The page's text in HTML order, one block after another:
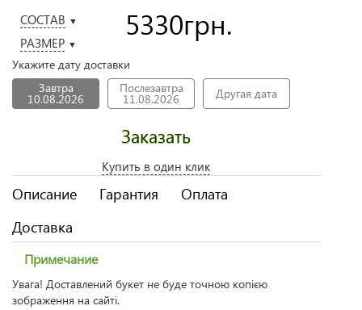
СОСТАВ ▼
РАЗМЕР ▼
5330грн.
Укажите дату доставки
Завтра
10.08.2026
Послезавтра
11.08.2026 Другая дата
Заказать
Купить в один клик
Описание Гарантия
Оплата
Доставка
Примечание
Увага! Доставлений букет не буде точною копією
зображення на сайті.